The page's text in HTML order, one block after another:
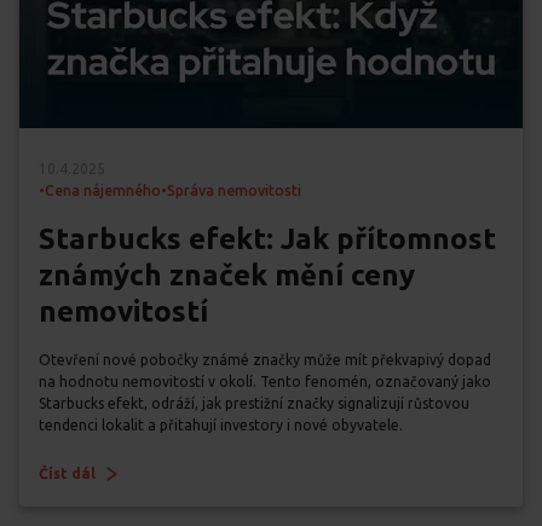
10.4.2025
•Cena nájemného•Správa nemovitosti
Starbucks efekt: Jak přítomnost
známých značek mění ceny
nemovitostí
Otevření nové pobočky známé značky může mít překvapivý dopad
na hodnotu nemovitostí v okolí. Tento fenomén, označovaný jako
Starbucks efekt, odráží, jak prestižní značky signalizují růstovou
tendenci lokalit a přitahují investory i nové obyvatele.
Číst dál